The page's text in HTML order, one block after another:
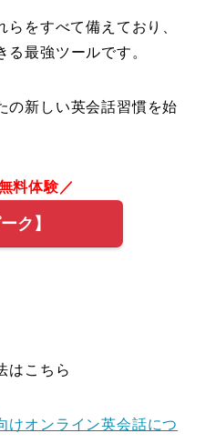
らをすべて備えており、
最強ツールです。
の新しい英会話習慣を始
料体験／
ク】
はこちら
けオンライン英会話につ